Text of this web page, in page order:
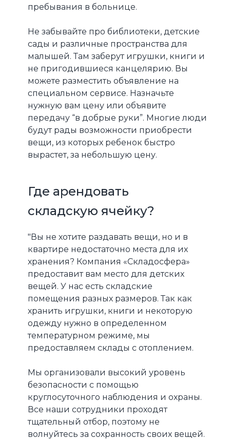
Где арендовать
складскую ячейку?
"Вы не хотите раздавать вещи, но и в
квартире недостаточно места для их
хранения? Компания «Складосфера»
предоставит вам место для детских
вещей. У нас есть складские
помещения разных размеров. Так как
хранить игрушки, книги и некоторую
одежду нужно в определенном
температурном режиме, мы
предоставляем склады с отоплением.
Мы организовали высокий уровень
безопасности с помощью
круглосуточного наблюдения и охраны.
Все наши сотрудники проходят
тщательный отбор, поэтому не
волнуйтесь за сохранность своих вещей.
пребывания в больнице.
Не забывайте про библиотеки, детские
сады и различные пространства для
малышей. Там заберут игрушки, книги и
не пригодившиеся канцелярию. Вы
можете разместить объявление на
специальном сервисе. Назначьте
нужную вам цену или объявите
передачу “в добрые руки”. Многие люди
будут рады возможности приобрести
вещи, из которых ребенок быстро
вырастет, за небольшую цену.